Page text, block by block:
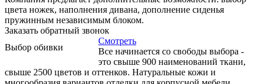
цвета ножек, наполнения дивана, дополнение сиденья
пружинным независимым блоком.
Заказать обратный звонок
Выбор обивки
Смотреть
Все начинается со свободы выбора -
это свыше 900 наименований ткани,
свыше 2500 цветов и оттенков. Натуральные кожи и